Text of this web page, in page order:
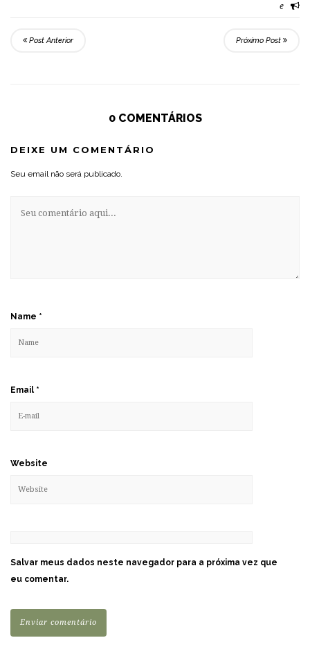
e
Post Anterior Próximo Post
0 COMENTÁRIOS
DEIXE UM COMENTÁRIO
Seu email não será publicado.
Name *
Email *
Website
Salvar meus dados neste navegador para a próxima vez que
eu comentar.